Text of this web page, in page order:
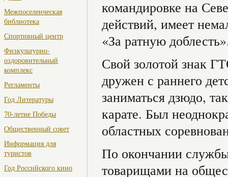
Межпоселенческая
библиотека
Спортивный центр
Физкультурно-
оздоровительный
комплекс
Регламенты
Год Литературы
70-летие Победы
Общественный совет
Информация для
туристов
Год Российского кино
командировке на
действий, имеет
«За ратную
Свой золотой знак
дружен с раннего
заниматься дзюдо,
карате. Был
областных
По окончании
товарищами на